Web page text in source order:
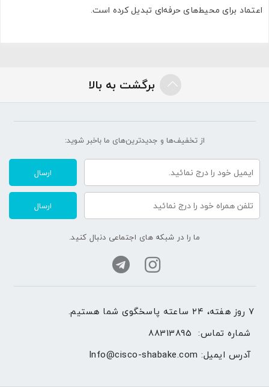
اعتماد برای محیط‌های حرفه‌ای تبدیل کرده است.
برگشت به بالا
از تخفیف‌ها و جدیدترین‌های ما‌ باخبر شوید:
ارسال
ارسال
ما را در شبکه های اجتماعی دنبال کنید.
۷ روز هفته، ۲۴ ساعته پاسخگوی شما هستیم.
شماره تماس: 88313895
آدرس ایمیل: Info@cisco-shabake.com